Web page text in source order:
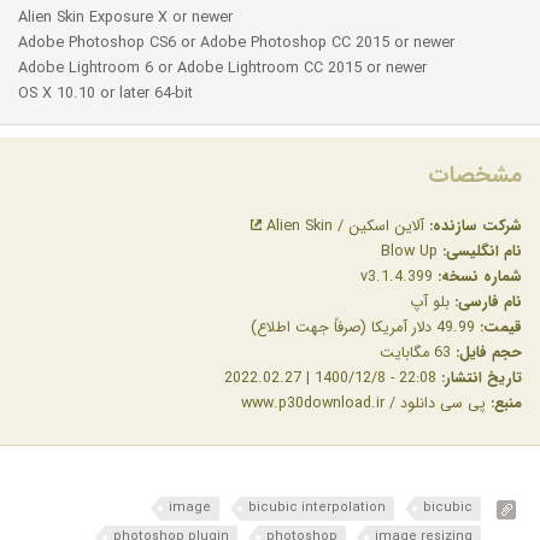
Alien Skin Exposure X or newer
Adobe Photoshop CS6 or Adobe Photoshop CC 2015 or newer
Adobe Lightroom 6 or Adobe Lightroom CC 2015 or newer
OS X 10.10 or later 64-bit
مشخصات
شرکت سازنده: آلاین اسکین / Alien Skin
نام انگلیسی:
شماره نسخه:
نام فارسی: بلو آپ
قیمت:
حجم فایل:
تاریخ انتشار:
منبع: پی سی دانلود / www.p30download.ir
bicubic
bicubic interpolation
image